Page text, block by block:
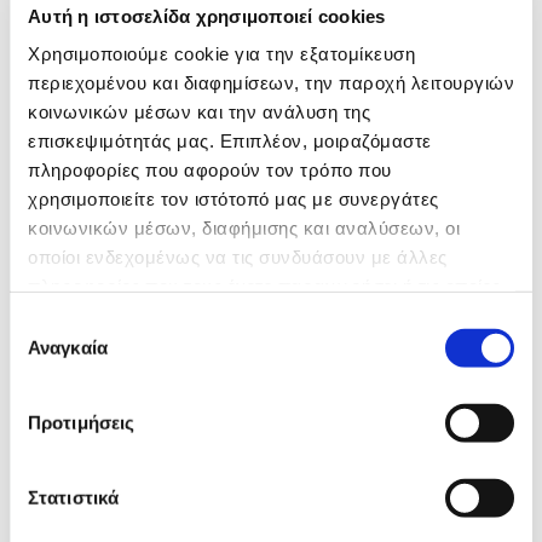
Αυτή η ιστοσελίδα χρησιμοποιεί cookies
Χρησιμοποιούμε cookie για την εξατομίκευση
περιεχομένου και διαφημίσεων, την παροχή λειτουργιών
κοινωνικών μέσων και την ανάλυση της
επισκεψιμότητάς μας. Επιπλέον, μοιραζόμαστε
πληροφορίες που αφορούν τον τρόπο που
χρησιμοποιείτε τον ιστότοπό μας με συνεργάτες
κοινωνικών μέσων, διαφήμισης και αναλύσεων, οι
οποίοι ενδεχομένως να τις συνδυάσουν με άλλες
των υπηρεσιών τους.
συγκατάθεσης
Αναγκαία
Προτιμήσεις
Στατιστικά
λάβετε ένα χρήσιμο welcome gift*
ONBOARDING
ΑΝΟΙΧΤΆ ΠΡΟΓΡΆΜΜΑΤΑ